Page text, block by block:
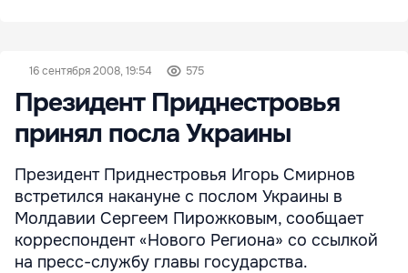
16 сентября 2008, 19:54 575
Президент Приднестровья
принял посла Украины
Президент Приднестровья Игорь Смирнов
встретился накануне с послом Украины в
Молдавии Сергеем Пирожковым, сообщает
корреспондент «Нового Региона» со ссылкой
на пресс-службу главы государства.